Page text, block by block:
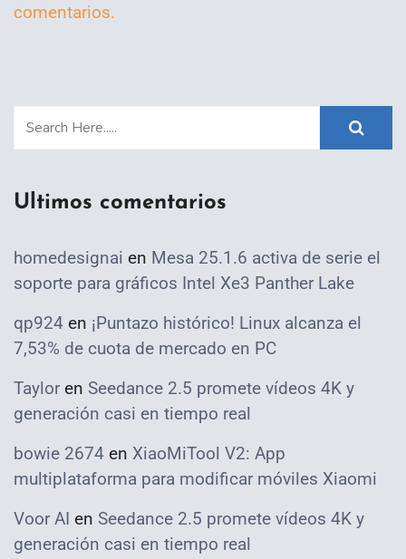
comentarios.
Ultimos comentarios
homedesignai en Mesa 25.1.6 activa de serie el
soporte para gráficos Intel Xe3 Panther Lake
qp924 en ¡Puntazo histórico! Linux alcanza el
7,53% de cuota de mercado en PC
Taylor en Seedance 2.5 promete vídeos 4K y
generación casi en tiempo real
bowie 2674 en XiaoMiTool V2: App
multiplataforma para modificar móviles Xiaomi
Voor AI en Seedance 2.5 promete vídeos 4K y
generación casi en tiempo real